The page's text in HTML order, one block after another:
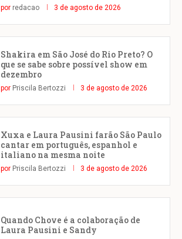
por redacao 3 de agosto de 2026
Shakira em São José do Rio Preto? O
que se sabe sobre possível show em
dezembro
por Priscila Bertozzi 3 de agosto de 2026
Xuxa e Laura Pausini farão São Paulo
cantar em português, espanhol e
italiano na mesma noite
por Priscila Bertozzi 3 de agosto de 2026
Quando Chove é a colaboração de
Laura Pausini e Sandy